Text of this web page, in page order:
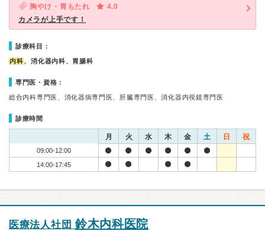
胸やけ・胃もたれ
4.0
カメラが上手です！
診療科目：
内科、消化器内科、胃腸科
専門医・資格：
総合内科専門医、消化器病専門医、肝臓専門医、消化器内視鏡専門医
診療時間
月 火 水 木 金 土 日 祝
09:00-12:00
14:00-17:45
医療法人社団 鈴木内科医院